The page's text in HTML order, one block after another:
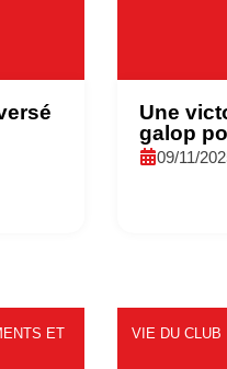
Une
galop
09/11/
ET
VIE DU CLUB